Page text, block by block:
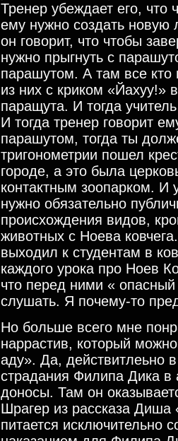
Тренер убеждает его, что
ему нужно создать новую
он говорит, что чтобы
нужно прыгнуть с
парашутом. А там все
из них с криком «Йахуу!»
паращута. И тогда
И тогда тренер говорит
парашутом, тогда ты
тригонометрии пошел
городе, а это была
контактным зоопарком. И
нужно обязательно
происхождения видов,
животных с Ноева
выходил к студентам в
каждого урока про Ноев
что перед ними «
слушать. Я почему-то
Но больше всего мне
наррастив, который
аду». Да, действитлеьно
страдания Филипа Дика в
доносы. Там он
Шрагер из рассказа
питается исключительно